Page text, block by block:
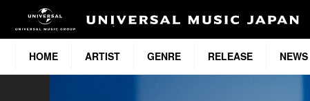
HOME ARTIST GENRE RELEASE NEWS